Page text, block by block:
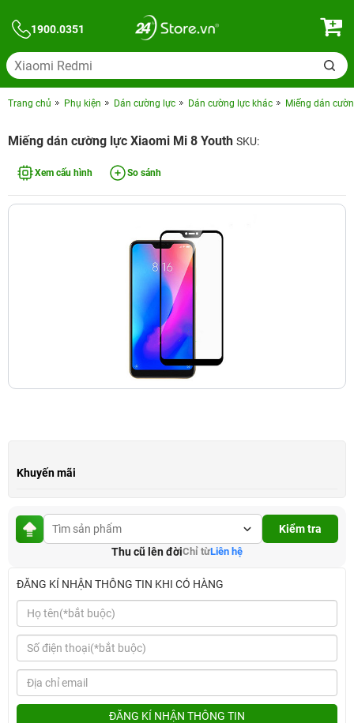
1900.0351
Trang chủ Phụ kiện Dán cường lực Dán cường lực khác Miếng dán
Miếng dán cường lực Xiaomi Mi 8 Youth SKU:
Xem cấu hình So sánh
Khuyến mãi
Kiểm tra
Thu cũ lên đờiChỉ từLiên hệ
ĐĂNG KÍ NHẬN THÔNG TIN KHI CÓ HÀNG
ĐĂNG KÍ NHẬN THÔNG TIN